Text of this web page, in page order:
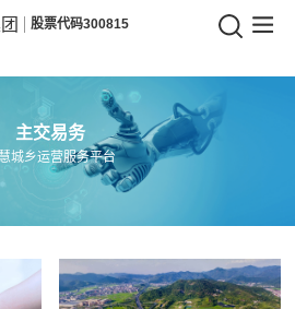
沙
团
股票代码300815
主交易务
城乡运营服务平台